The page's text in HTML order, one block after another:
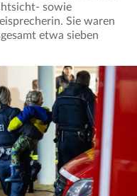
sowie
Sie waren
etwa sieben